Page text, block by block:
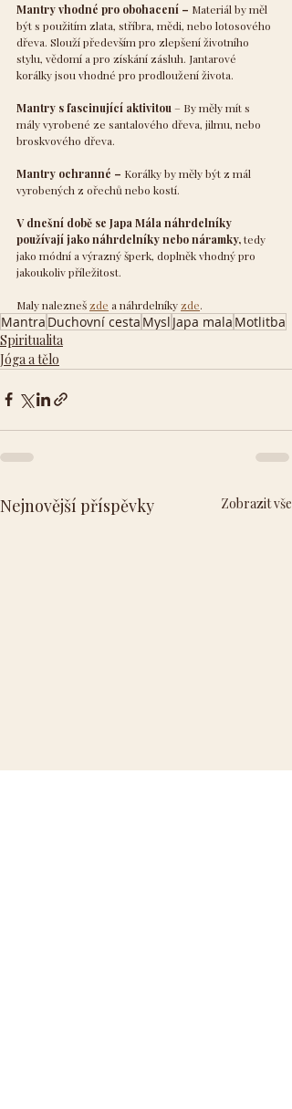
Mantry vhodné pro obohacení – Materiál by měl
být s použitím zlata, stříbra, mědi, nebo lotosového
dřeva. Slouží především pro zlepšení životního
stylu, vědomí a pro získání zásluh. Jantarové
korálky jsou vhodné pro prodloužení života.
Mantry s fascinující aktivitou – By měly mít s
mály vyrobené ze santalového dřeva, jilmu, nebo
broskvového dřeva.
Mantry ochranné – Korálky by měly být z mál
vyrobených z ořechů nebo kostí.
V dnešní době se Japa Mála náhrdelníky
používají jako náhrdelníky nebo náramky, tedy
jako módní a výrazný šperk, doplněk vhodný pro
jakoukoliv příležitost.
Maly nalezneš zde a náhrdelníky zde.
Mantra Duchovní cesta Mysl Japa mala Motlitba
Spiritualita
Jóga a tělo
Nejnovější příspěvky Zobrazit vše